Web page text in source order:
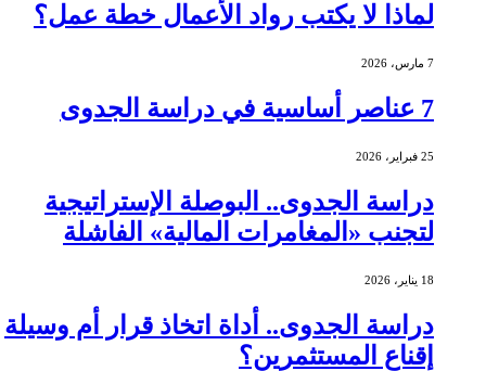
لماذا لا يكتب رواد الأعمال خطة عمل؟
7 مارس، 2026
7 عناصر أساسية في دراسة الجدوى
25 فبراير، 2026
دراسة الجدوى.. البوصلة الإستراتيجية
لتجنب «المغامرات المالية» الفاشلة
18 يناير، 2026
دراسة الجدوى.. أداة اتخاذ قرار أم وسيلة
إقناع المستثمرين؟